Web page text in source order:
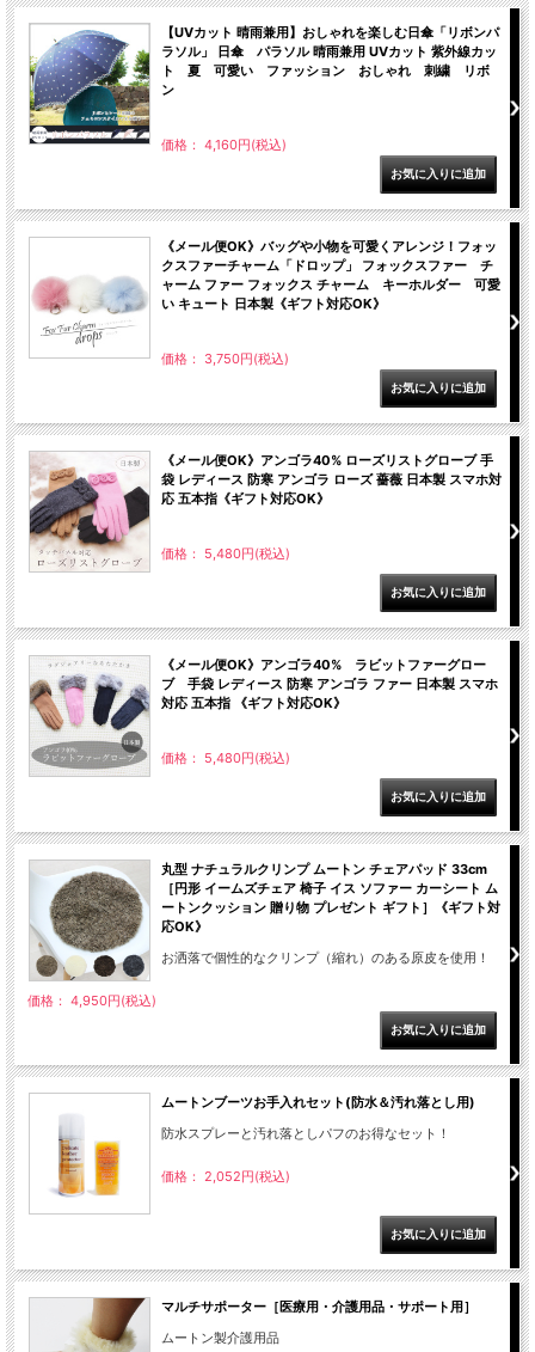
【UVカット 晴雨兼用】おしゃれを楽しむ日傘「リボンパ
ラソル」 日傘 パラソル 晴雨兼用 UVカット 紫外線カッ
ト 夏 可愛い ファッション おしゃれ 刺繍 リボ
ン
価格： 4,160円(税込)
《メール便OK》バッグや小物を可愛くアレンジ！フォッ
クスファーチャーム「ドロップ」 フォックスファー チ
ャーム ファー フォックス チャーム キーホルダー 可愛
い キュート 日本製《ギフト対応OK》
価格： 3,750円(税込)
《メール便OK》アンゴラ40% ローズリストグローブ 手
袋 レディース 防寒 アンゴラ ローズ 薔薇 日本製 スマホ対
応 五本指《ギフト対応OK》
価格： 5,480円(税込)
《メール便OK》アンゴラ40% ラビットファーグロー
ブ 手袋 レディース 防寒 アンゴラ ファー 日本製 スマホ
対応 五本指 《ギフト対応OK》
価格： 5,480円(税込)
丸型 ナチュラルクリンプ ムートン チェアパッド 33cm
［円形 イームズチェア 椅子 イス ソファー カーシート ム
ートンクッション 贈り物 プレゼント ギフト］《ギフト対
応OK》
お洒落で個性的なクリンプ（縮れ）のある原皮を使用！
価格： 4,950円(税込)
ムートンブーツお手入れセット(防水＆汚れ落とし用)
防水スプレーと汚れ落としパフのお得なセット！
価格： 2,052円(税込)
マルチサポーター［医療用・介護用品・サポート用］
ムートン製介護用品